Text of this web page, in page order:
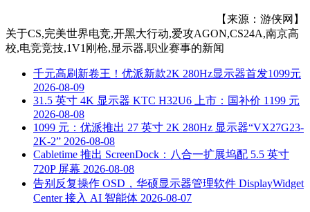
【来源：游侠网】
关于CS,完美世界电竞,开黑大行动,爱攻AGON,CS24A,南京高
校,电竞竞技,1V1刚枪,显示器,职业赛事的新闻
千元高刷新卷王！优派新款2K 280Hz显示器首发1099元
2026-08-09
31.5 英寸 4K 显示器 KTC H32U6 上市：国补价 1199 元
2026-08-08
1099 元：优派推出 27 英寸 2K 280Hz 显示器“VX27G23-
2K-2” 2026-08-08
Cabletime 推出 ScreenDock：八合一扩展坞配 5.5 英寸
720P 屏幕 2026-08-08
告别反复操作 OSD，华硕显示器管理软件 DisplayWidget
Center 接入 AI 智能体 2026-08-07